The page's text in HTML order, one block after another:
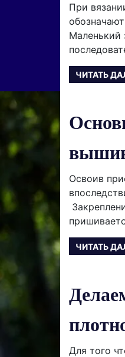
При
Маленький
ЧИТАТЬ
Освоив
ЧИТАТЬ
Для того